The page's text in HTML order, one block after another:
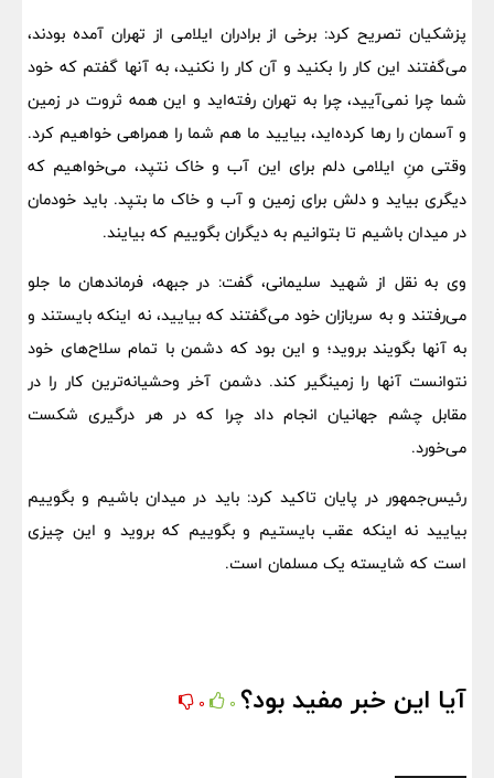
پزشکیان تصریح کرد: برخی از برادران ایلامی از تهران آمده بودند،
می‌گفتند این کار را بکنید و آن کار را نکنید، به آنها گفتم که خود
شما چرا نمی‌آیید، چرا به تهران رفته‌اید و این همه ثروت در زمین
و آسمان را رها کرده‌اید، بیایید ما هم شما را همراهی خواهیم کرد.
وقتی منِ ایلامی دلم برای این آب و خاک نتپد، می‌خواهیم که
دیگری بیاید و دلش برای زمین و آب و خاک ما بتپد. باید خودمان
در میدان باشیم تا بتوانیم به دیگران بگوییم که بیایند.
وی به نقل از شهید سلیمانی، گفت: در جبهه، فرماندهان ما جلو
می‌رفتند و به سربازان خود می‌گفتند که بیایید، نه اینکه بایستند و
به آنها بگویند بروید؛ و این بود که دشمن با تمام سلاح‌های خود
نتوانست آنها را زمینگیر کند. دشمن آخر وحشیانه‌ترین کار را در
مقابل چشم جهانیان انجام داد چرا که در هر درگیری شکست
می‌خورد.
رئیس‌جمهور در پایان تاکید کرد: باید در میدان باشیم و بگوییم
بیایید نه اینکه عقب بایستیم و بگوییم که بروید و این چیزی
است که شایسته یک مسلمان است.
آیا این خبر مفید بود؟ 0
0